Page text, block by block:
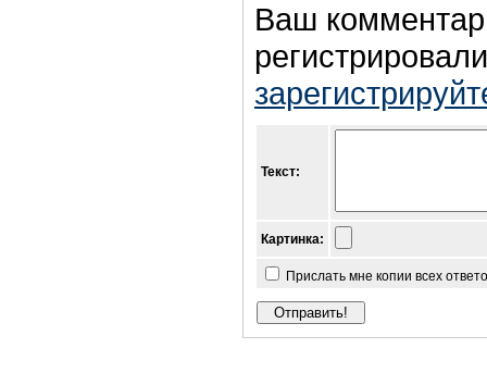
Ваш
Текст:
Картинка:
Прислать мне копии всех